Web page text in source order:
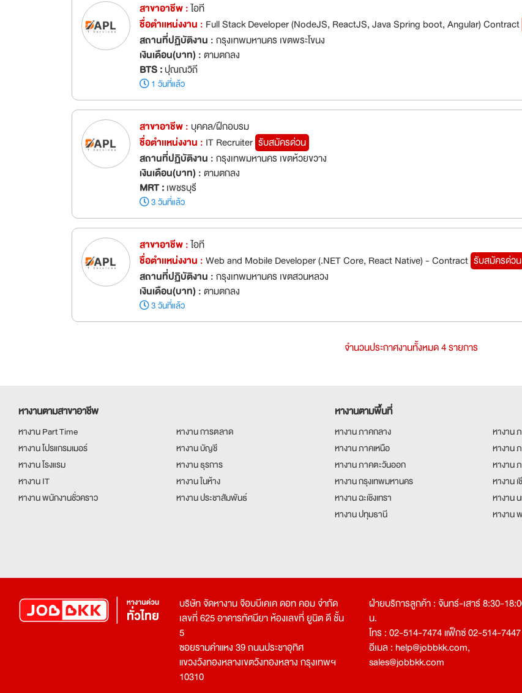
สาขาอาชีพ :ไอที
ชื่อตำเเหน่งงาน : Full Stack Developer (NodeJS, ReactJS, Java Spring boot, Angular) Contract
สถานที่ปฏิบัติงาน :กรุงเทพมหานคร เขตพระโขนง
เงินเดือน(บาท) :ตามตกลง
BTS :ปุณณวิถี
1 วันที่แล้ว
สาขาอาชีพ :บุคคล/ฝึกอบรม
ชื่อตำเเหน่งงาน : IT Recruiter รับสมัครด่วน
สถานที่ปฏิบัติงาน :กรุงเทพมหานคร เขตห้วยขวาง
เงินเดือน(บาท) :ตามตกลง
MRT :เพชรบุรี
3 วันที่แล้ว
สาขาอาชีพ :ไอที
ชื่อตำเเหน่งงาน :Web and Mobile Developer (.NET Core, React Native) - Contract รับสมัครด่วน
สถานที่ปฏิบัติงาน :กรุงเทพมหานคร เขตสวนหลวง
เงินเดือน(บาท) :ตามตกลง
3 วันที่แล้ว
จำนวนประกาศงานทั้งหมด 4 รายการ
หางานตามสาขาอาชีพ
หางาน Part Time
หางาน การตลาด
หางาน โปรแกรมเมอร์
หางาน บัญชี
หางาน โรงแรม
หางาน ธุรการ
หางาน IT
หางาน ในห้าง
หางาน พนักงานชั่วคราว
หางาน ประชาสัมพันธ์
หางานตามพื้นที่
หางาน ภาคกลาง
หางาน
หางาน ภาคเหนือ
หางาน
หางาน ภาคตะวันออก
หางาน
หางาน กรุงเทพมหานคร
หางาน เ
หางาน ฉะเชิงเทรา
หางาน
หางาน ปทุมธานี
หางาน
บริษัท จัดหางาน จ๊อบบีเคเค ดอท คอม จำกัด
เลขที่ 625 อาคารทัศนียา ห้องเลขที่ ยูนิต ดี ชั้น
5
ซอยรามคำแหง 39 ถนนประชาอุทิศ
แขวงวังทองหลางเขตวังทองหลาง กรุงเทพฯ
10310
ฝ่ายบริการลูกค้า : จันทร์-เสาร์ 8:30-
น.
โทร : 02-514-7474 แฟ็กซ์ 02-514-7447
อีเมล : help@jobbkk.com,
sales@jobbkk.com